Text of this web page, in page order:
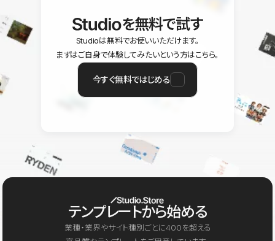
を無料で試す
Studioは無料でお使いいただけます。
まずはご自身で体験してみたいという方はこちら。
今すぐ無料ではじめる
テンプレートから始める
業種・業界やサイト種別ごとに400を超える